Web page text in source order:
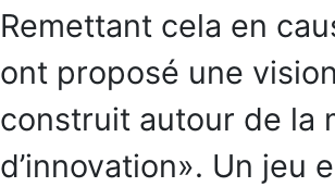
Remettant cela en
ont proposé une
construit autour de la
d’innovation». Un jeu